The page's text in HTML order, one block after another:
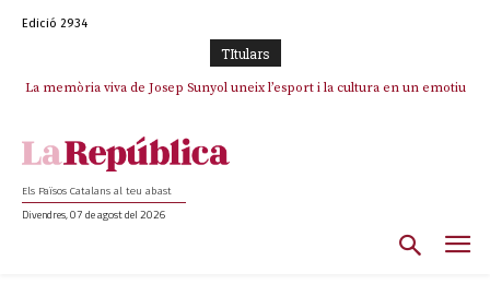
Edició 2934
TItulars
La memòria viva de Josep Sunyol uneix l’esport i la cultura en un emotiu
Els Països Catalans al teu abast
Divendres, 07 de agost del 2026